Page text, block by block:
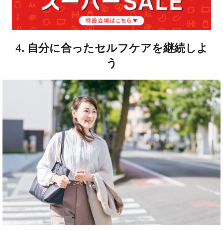
4. 自分に合ったセルフケアを継続しよ
う